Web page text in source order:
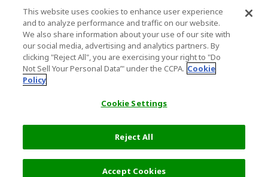
This website uses cookies to enhance user experience
and to analyze performance and traffic on our website.
We also share information about your use of our site with
our social media, advertising and analytics partners. By
clicking "Reject All", you are exercising your right to "Do
Not Sell Your Personal Data’" under the CCPA. Cookie
Policy
Cookie Settings
Reject All
Accept Cookies